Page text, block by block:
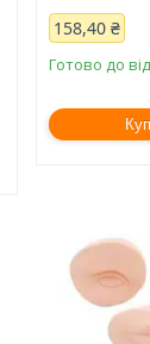
158,40 ₴
Готово до